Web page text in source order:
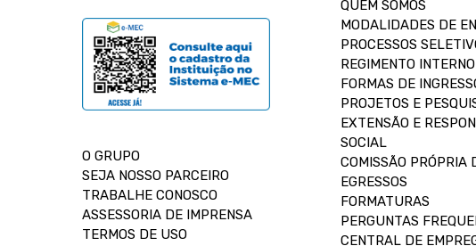
O GRUPO
SEJA NOSSO PARCEIRO
TRABALHE CONOSCO
ASSESSORIA DE IMPRENSA
TERMOS DE USO
QUEM SOMOS
MODALIDADES DE
PROCESSOS
REGIMENTO INTERNO
FORMAS DE
PROJETOS E
EXTENSÃO E
SOCIAL
COMISSÃO PRÓPRIA
EGRESSOS
FORMATURAS
PERGUNTAS
CENTRAL DE